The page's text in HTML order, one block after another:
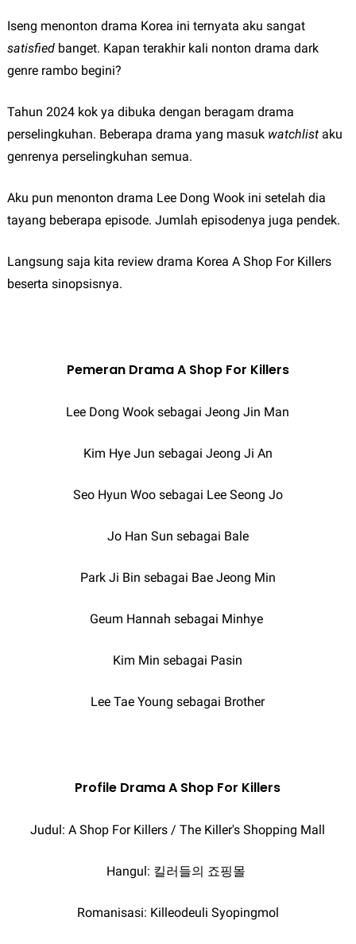
Iseng menonton drama Korea ini ternyata aku sangat
satisfiedbanget. Kapan terakhir kali nonton drama dark
genre rambo begini?
Tahun 2024 kok ya dibuka dengan beragam drama
perselingkuhan. Beberapa drama yang masuk watchlistaku
genrenya perselingkuhan semua.
Aku pun menonton drama Lee Dong Wook ini setelah dia
tayang beberapa episode. Jumlah episodenya juga pendek.
Langsung saja kita review drama Korea A Shop For Killers
beserta sinopsisnya.
Pemeran Drama A Shop For Killers
Lee Dong Wook sebagai Jeong Jin Man
Kim Hye Jun sebagai Jeong Ji An
Seo Hyun Woo sebagai Lee Seong Jo
Jo Han Sun sebagai Bale
Park Ji Bin sebagai Bae Jeong Min
Geum Hannah sebagai Minhye
Kim Min sebagai Pasin
Lee Tae Young sebagai Brother
Profile Drama A Shop For Killers
Judul: A Shop For Killers / The Killer's Shopping Mall
Hangul: 킬러들의 죠핑몰
Romanisasi: Killeodeuli Syopingmol